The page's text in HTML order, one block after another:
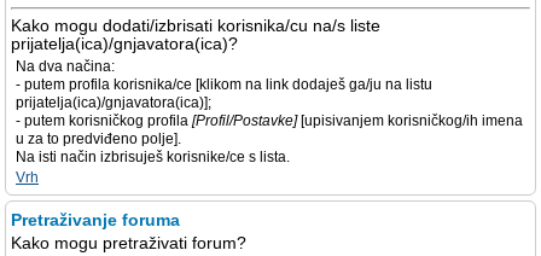
Kako mogu dodati/izbrisati korisnika/cu na/s liste
prijatelja(ica)/gnjavatora(ica)?
Na dva načina:
- putem profila korisnika/ce [klikom na link dodaješ ga/ju na listu
prijatelja(ica)/gnjavatora(ica)];
- putem korisničkog profila [Profil/Postavke][upisivanjem korisničkog/ih imena
u za to predviđeno polje].
Na isti način izbrisuješ korisnike/ce s lista.
Vrh
Pretraživanje foruma
Kako mogu pretraživati forum?